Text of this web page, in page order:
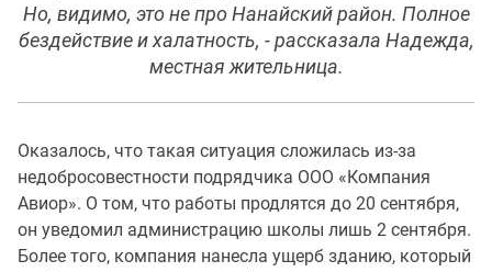
Но, видимо, это не про Нанайский район. Полное
бездействие и халатность, - рассказала Надежда,
местная жительница.
Оказалось, что такая ситуация сложилась из-за
недобросовестности подрядчика ООО «Компания
Авиор». О том, что работы продлятся до 20 сентября,
он уведомил администрацию школы лишь 2 сентября.
Более того, компания нанесла ущерб зданию, который